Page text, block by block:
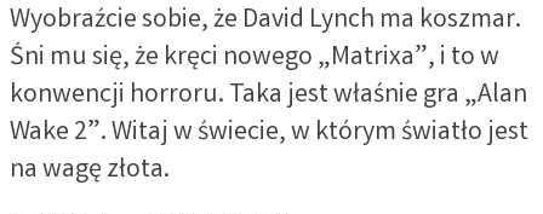
Wyobraźcie sobie, że David Lynch ma koszmar.
Śni mu się, że kręci nowego „Matrixa”, i to w
konwencji horroru. Taka jest właśnie gra „Alan
Wake 2”. Witaj w świecie, w którym światło jest
na wagę złota.